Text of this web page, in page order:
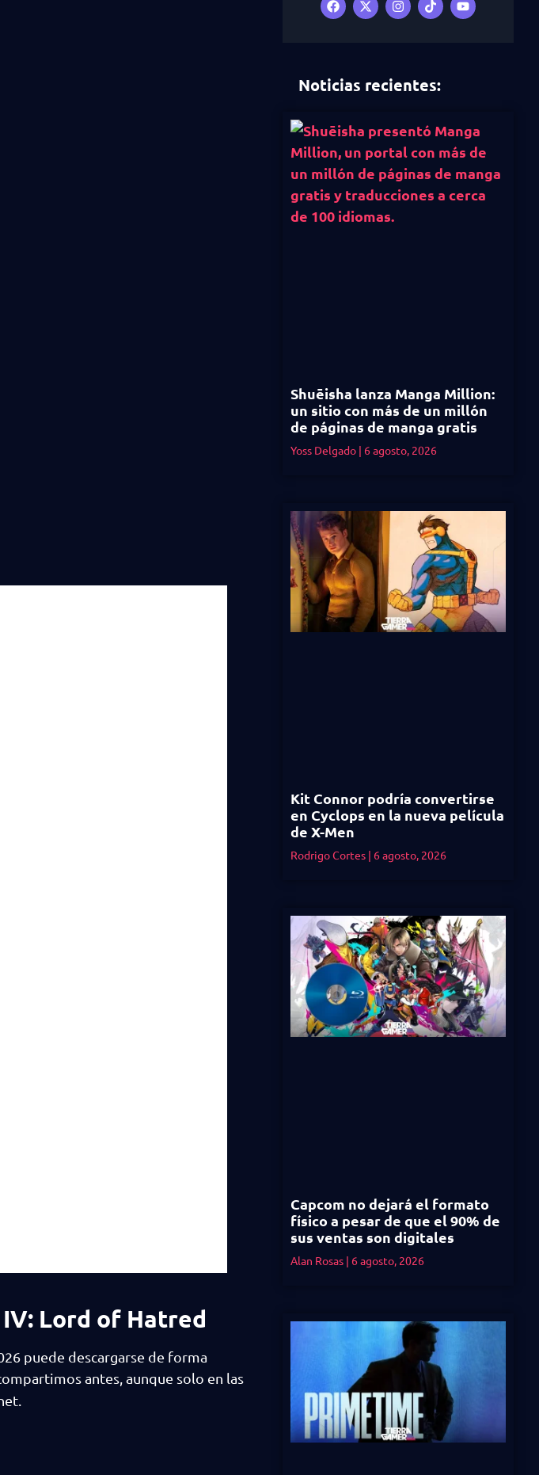
Lord of Hatred
puede descargarse de forma
antes, aunque solo en las
Noticias recientes:
Shuēisha lanza Manga Million:
un sitio con más de un millón
de páginas de manga gratis
Yoss Delgado 6 agosto, 2026
Kit Connor podría convertirse
en Cyclops en la nueva película
de X-Men
Rodrigo Cortes 6 agosto, 2026
Capcom no dejará el formato
físico a pesar de que el 90% de
sus ventas son digitales
Alan Rosas 6 agosto, 2026